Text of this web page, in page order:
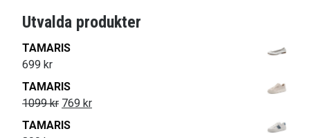
Utvalda produkter
TAMARIS
699 kr
TAMARIS
1099kr 769 kr
TAMARIS